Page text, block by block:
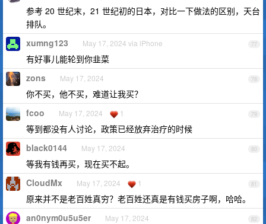
参考 20 世纪末，21 世纪初的日本，对比一下做法的区别，天台
排队。
77
xumng123 May 17, 2024 via iPhone
有好事儿能轮到你韭菜
78
zons May 17, 2024
你不买，他不买，难道让我买？
79
fcoo May 17, 2024 1
等到都没有人讨论，政策已经放弃治疗的时候
80
black0144 May 17, 2024
等我有钱再买，现在买不起。
81
CloudMx May 17, 2024 1
原来并不是老百姓真穷？老百姓还真是有钱买房子啊，哈哈。
82
an0nym0u5u5er May 17, 2024